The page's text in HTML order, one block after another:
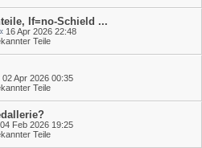
If=no-Schield ...
16 Apr 2026 22:48
Teile
02 Apr 2026 00:35
Teile
04 Feb 2026 19:25
Teile